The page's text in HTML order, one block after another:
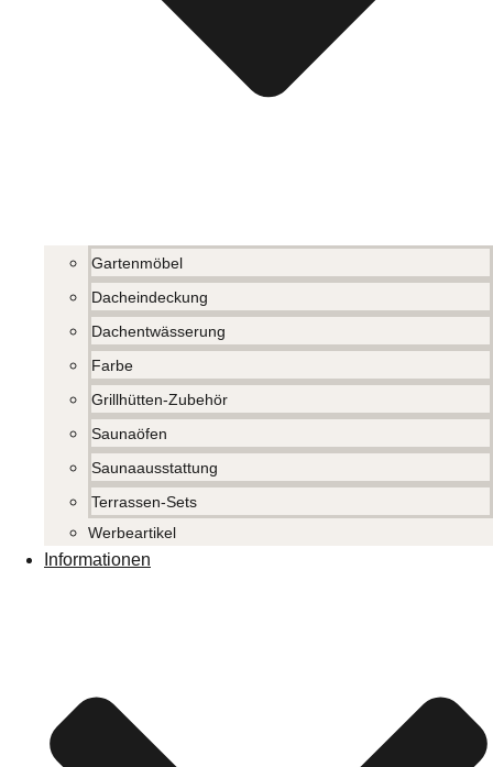
Gartenmöbel
Dacheindeckung
Dachentwässerung
Farbe
Grillhütten-Zubehör
Saunaöfen
Saunaausstattung
Terrassen-Sets
Werbeartikel
Informationen